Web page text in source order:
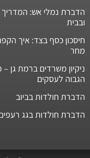
הדברת נמלי אש: המדריך
ובבית
חיסכון כסף בצד: איך
מחר
ניקיון משרדים ברמת גן
הגבוה לעסקים
הדברת חולדות בביוב
הדברת חולדות בגג